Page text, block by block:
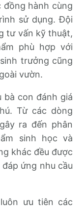
đồng hành cùng
sử dụng. Đội
tư vấn kỹ thuật,
phù hợp với
trưởng cũng
vườn.
bà con đánh giá
Từ các dòng
ra đến phân
sinh học và
khác đều được
ứng nhu cầu
ưu tiên các